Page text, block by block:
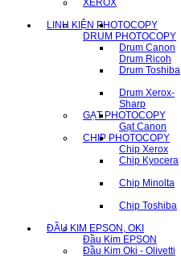
XEROX
LINH KIỆN PHOTOCOPY
DRUM PHOTOCOPY
Drum Canon
Drum Ricoh
Drum Toshiba
Drum Xerox-
Sharp
GẠT PHOTOCOPY
Gạt Canon
CHIP PHOTOCOPY
Chip Xerox
Chip Kyocera
Chip Minolta
Chip Toshiba
ĐẦU KIM EPSON, OKI
Đầu Kim EPSON
Đầu Kim Oki - Olivetti